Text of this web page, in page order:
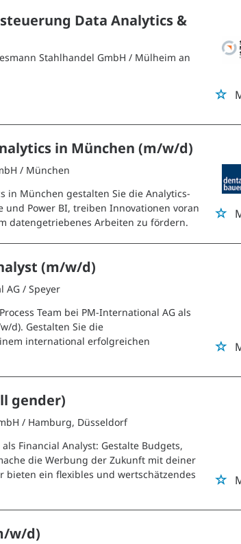
Data Analytics &
Stahlhandel GmbH / Mülheim an
in München (m/w/d)
/ München
in München gestalten Sie die Analytics-
und Power BI, treiben Innovationen voran
datengetriebenes Arbeiten zu fördern.
(m/w/d)
AG / Speyer
Team bei PM-International AG als
d). Gestalten Sie die
international erfolgreichen
gender)
/ Hamburg, Düsseldorf
Financial Analyst: Gestalte Budgets,
die Werbung der Zukunft mit deiner
bieten ein flexibles und wertschätzendes
w/d)